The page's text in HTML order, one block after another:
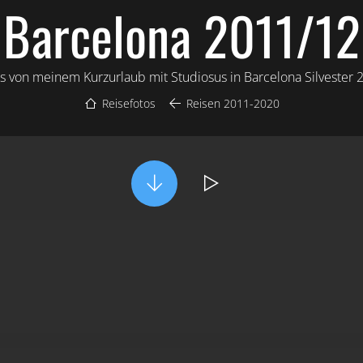
Barcelona 2011/12
von meinem Kurzurlaub mit Studiosus in Barcelona Silvester
Reisefotos Reisen 2011-2020